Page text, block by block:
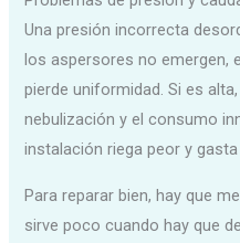
Una presión incorrecta
los aspersores no emergen,
pierde uniformidad. Si es
nebulización y el consumo
instalación riega peor y
Para reparar bien, hay que
sirve poco cuando hay que